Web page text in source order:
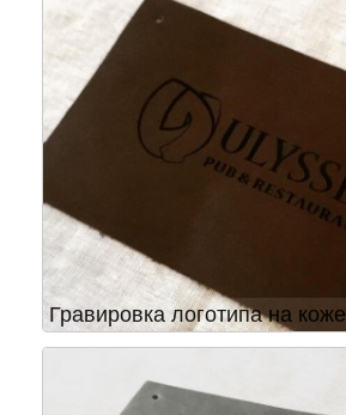
Гравировка логотипа на коже